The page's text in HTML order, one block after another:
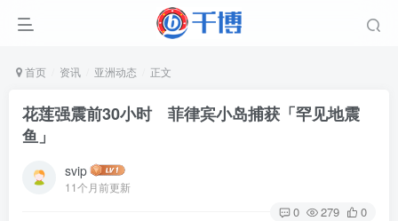
首页 资讯 亚洲动态 正文
花莲强震前30小时 菲律宾小岛捕获「罕见地震
鱼」
svip
11个月前更新
0 279 0